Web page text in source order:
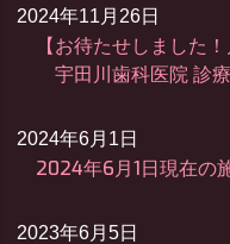
【お待たせしました
宇田川歯科医院 診
2024年11月26日
2024年6月1日現在の
2024年6月1日
2023年6月5日